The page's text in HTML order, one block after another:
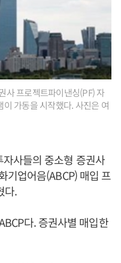
사 프로젝트파이낸싱(PF) 자
가동을 시작했다. 사진은 여
사들의 중소형 증권사
기업어음(ABCP) 매입 프
다.
다. 증권사별 매입한